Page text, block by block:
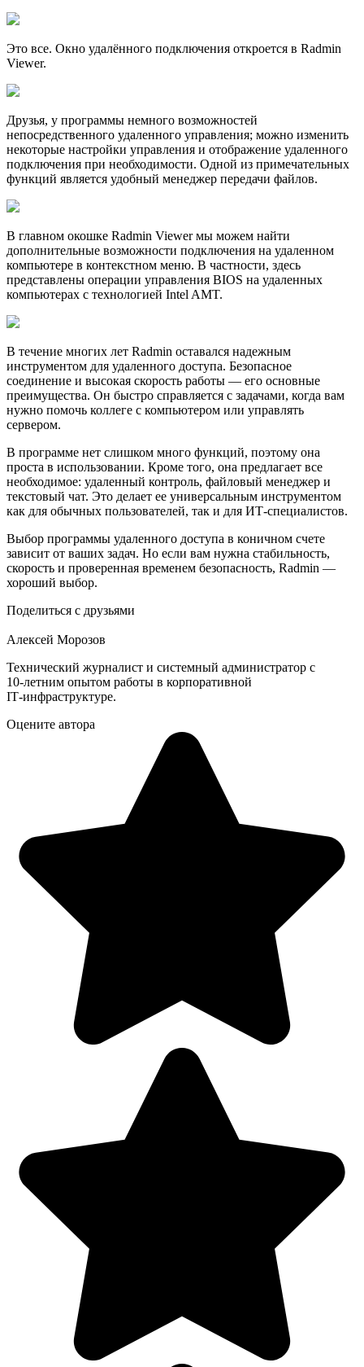
Это все. Окно удалённого подключения откроется в Radmin
Viewer.
Друзья, у программы немного возможностей
непосредственного удаленного управления; можно изменить
некоторые настройки управления и отображение удаленного
подключения при необходимости. Одной из примечательных
функций является удобный менеджер передачи файлов.
В главном окошке Radmin Viewer мы можем найти
дополнительные возможности подключения на удаленном
компьютере в контекстном меню. В частности, здесь
представлены операции управления BIOS на удаленных
компьютерах с технологией Intel AMT.
В течение многих лет Radmin оставался надежным
инструментом для удаленного доступа. Безопасное
соединение и высокая скорость работы — его основные
преимущества. Он быстро справляется с задачами, когда вам
нужно помочь коллеге с компьютером или управлять
сервером.
В программе нет слишком много функций, поэтому она
проста в использовании. Кроме того, она предлагает все
необходимое: удаленный контроль, файловый менеджер и
текстовый чат. Это делает ее универсальным инструментом
как для обычных пользователей, так и для ИТ-специалистов.
Выбор программы удаленного доступа в коничном счете
зависит от ваших задач. Но если вам нужна стабильность,
скорость и проверенная временем безопасность, Radmin —
хороший выбор.
Поделиться с друзьями
Алексей Морозов
Технический журналист и системный администратор с
10‑летним опытом работы в корпоративной
IT‑инфраструктуре.
Оцените автора